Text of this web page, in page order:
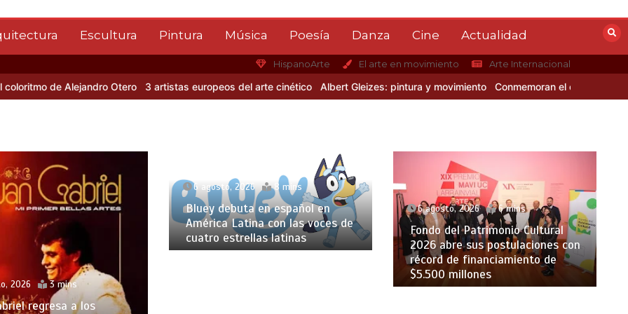
Escultura Pintura Música Poesía Danza Cine Actualidad
HispanoArte El arte en movimiento Arte Internacional
de Alejandro Otero 3 artistas europeos del arte cinético Albert Gleizes: pintura y movimiento Conmemoran el centenario del
2026 3 mins
regresa a los
6 agosto, 2026 8 mins
Bluey debuta en español en
América Latina con las voces de
cuatro estrellas latinas
6 agosto, 2026 6 mins
Fondo del Patrimonio Cultural
2026 abre sus postulaciones con
récord de financiamiento de
$5.500 millones